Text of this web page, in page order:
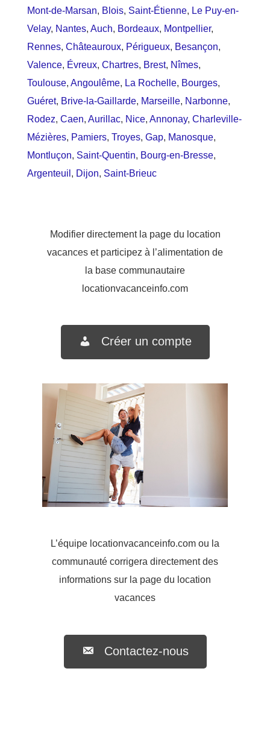
Mont-de-Marsan, Blois, Saint-Étienne, Le Puy-en-
Velay, Nantes, Auch, Bordeaux, Montpellier,
Rennes, Châteauroux, Périgueux, Besançon,
Valence, Évreux, Chartres, Brest, Nîmes,
Toulouse, Angoulême, La Rochelle, Bourges,
Guéret, Brive-la-Gaillarde, Marseille, Narbonne,
Rodez, Caen, Aurillac, Nice, Annonay, Charleville-
Mézières, Pamiers, Troyes, Gap, Manosque,
Montluçon, Saint-Quentin, Bourg-en-Bresse,
Argenteuil, Dijon, Saint-Brieuc
Modifier directement la page du location
vacances et participez à l’alimentation de
la base communautaire
locationvacanceinfo.com
Créer un compte
L’équipe locationvacanceinfo.com ou la
communauté corrigera directement des
informations sur la page du location
vacances
Contactez-nous